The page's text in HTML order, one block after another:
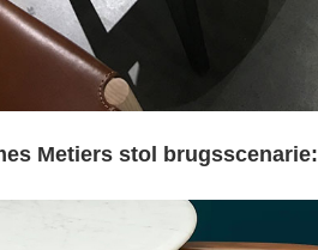
Metiers stol brugsscenarie: